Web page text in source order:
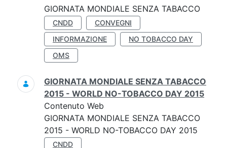
GIORNATA MONDIALE SENZA TABACCO
CNDD
CONVEGNI
INFORMAZIONE
NO TOBACCO DAY
OMS
GIORNATA MONDIALE SENZA TABACCO
2015 - WORLD NO-TOBACCO DAY 2015
Contenuto Web
GIORNATA MONDIALE SENZA TABACCO
2015 - WORLD NO-TOBACCO DAY 2015
CNDD